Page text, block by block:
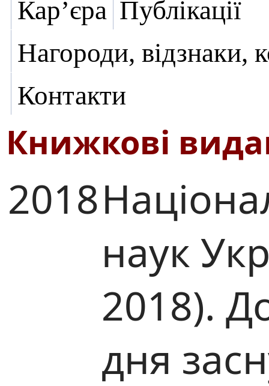
Кар’єра Публікації
Нагороди, відзнаки,
Контакти
Книжкові
2018
наук
2018).
дня